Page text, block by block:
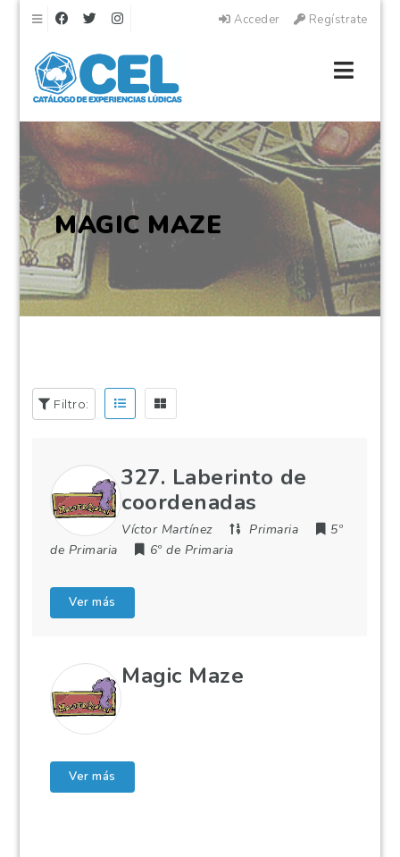
Navegación Acceder Regístrate
MAGIC MAZE
Filtro:
327. Laberinto de
coordenadas
Víctor Martínez Primaria
5º
de Primaria
6º de Primaria
Ver más
Magic Maze
Ver más